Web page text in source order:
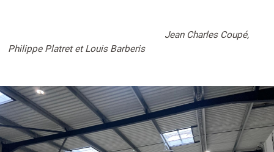
Jean Charles Coupé,
Philippe Platret et Louis Barberis